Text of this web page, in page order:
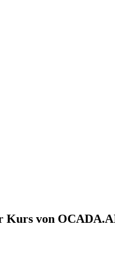
Kurs von